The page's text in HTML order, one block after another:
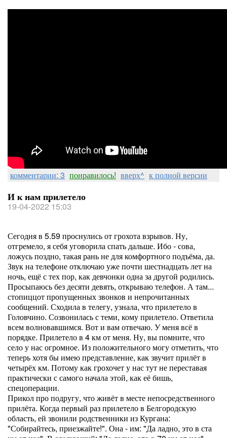
комментарии: 3 понравилось! вверх^ к полной версии
И к нам прилетело
19-04-2022 15:03
Сегодня в 5.59 проснулись от грохота взрывов. Ну,
отгремело, я себя уговорила спать дальше. Ибо - сова,
ложусь поздно, такая рань не для комфортного подъёма, да.
Звук на телефоне отключаю уже почти шестнадцать лет на
ночь, ещё с тех пор, как девчонки одна за другой родились.
Просыпаюсь без десяти девять, открываю телефон. А там...
стопиццот пропущенных звонков и непрочитанных
сообщений. Сходила в телегу, узнала, что прилетело в
Головчино. Созвонилась с теми, кому прилетело. Ответила
всем волновавшимся. Вот и вам отвечаю. У меня всё в
порядке. Прилетело в 4 км от меня. Ну, вы помните, что
село у нас огромное. Из положительного могу отметить, что
теперь хотя бы имею представление, как звучит прилёт в
четырёх км. Потому как грохочет у нас тут не переставая
практически с самого начала этой, как её бишь,
спецоперации.
Прикол про подругу, что живёт в месте непосредственного
прилёта. Когда первый раз прилетело в Белгородскую
область, ей звонили родственники из Кургана:
"Собирайтесь, приезжайте!". Она - им: "Да ладно, это в ста